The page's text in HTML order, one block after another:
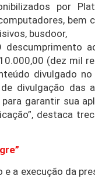
por
bem
busdoor,
(dez mil
divulgado no
divulgação das
garantir sua
destaca
a execução da